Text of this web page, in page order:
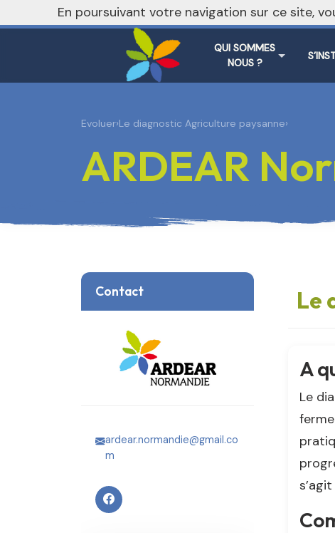
QUI SOMMES
NOUS ?
nivo_2026: 1
Evoluer›Le diagnostic Agriculture paysanne›
ARDEAR
Contact
ardear.normandie@gmail.co
m
Le
A
Le
En poursuivant votre navigation sur ce site,